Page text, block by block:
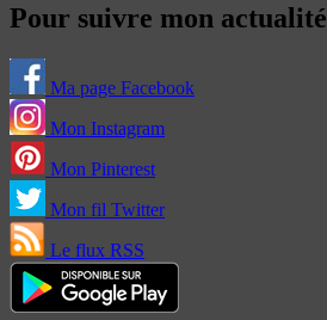
Pour suivre mon actualité
Ma page Facebook
Mon Instagram
Mon Pinterest
Mon fil Twitter
Le flux RSS